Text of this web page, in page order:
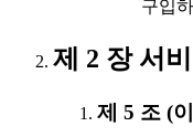
구입
제 2 장 서
제 5 조 (